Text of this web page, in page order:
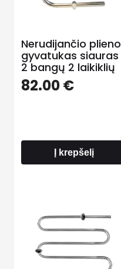
Nerudijančio plieno
gyvatukas siauras
2 bangų 2 laikiklių
82.00€
Į krepšelį